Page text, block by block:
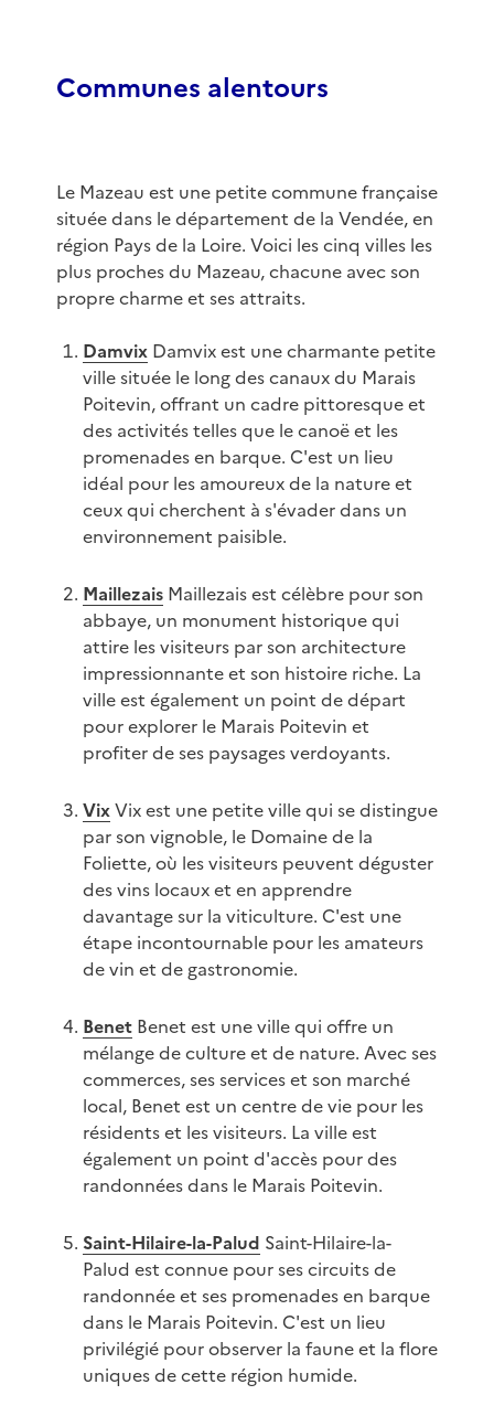
Communes alentours
Le Mazeau est une petite commune française
située dans le département de la Vendée, en
région Pays de la Loire. Voici les cinq villes les
plus proches du Mazeau, chacune avec son
propre charme et ses attraits.
DamvixDamvix est une charmante petite
ville située le long des canaux du Marais
Poitevin, offrant un cadre pittoresque et
des activités telles que le canoë et les
promenades en barque. C'est un lieu
idéal pour les amoureux de la nature et
ceux qui cherchent à s'évader dans un
environnement paisible.
MaillezaisMaillezais est célèbre pour son
abbaye, un monument historique qui
attire les visiteurs par son architecture
impressionnante et son histoire riche. La
ville est également un point de départ
pour explorer le Marais Poitevin et
profiter de ses paysages verdoyants.
VixVix est une petite ville qui se distingue
par son vignoble, le Domaine de la
Foliette, où les visiteurs peuvent déguster
des vins locaux et en apprendre
davantage sur la viticulture. C'est une
étape incontournable pour les amateurs
de vin et de gastronomie.
BenetBenet est une ville qui offre un
mélange de culture et de nature. Avec ses
commerces, ses services et son marché
local, Benet est un centre de vie pour les
résidents et les visiteurs. La ville est
également un point d'accès pour des
randonnées dans le Marais Poitevin.
Saint-Hilaire-la-Palud Saint-Hilaire-la-
Palud est connue pour ses circuits de
randonnée et ses promenades en barque
dans le Marais Poitevin. C'est un lieu
privilégié pour observer la faune et la flore
uniques de cette région humide.